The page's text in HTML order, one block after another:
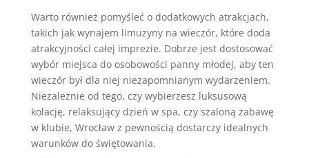
Warto również pomyśleć o dodatkowych atrakcjach,
takich jak wynajem limuzyny na wieczór, które doda
atrakcyjności całej imprezie. Dobrze jest dostosować
wybór miejsca do osobowości panny młodej, aby ten
wieczór był dla niej niezapomnianym wydarzeniem.
Niezależnie od tego, czy wybierzesz luksusową
kolację, relaksujący dzień w spa, czy szaloną zabawę
w klubie, Wrocław z pewnością dostarczy idealnych
warunków do świętowania.